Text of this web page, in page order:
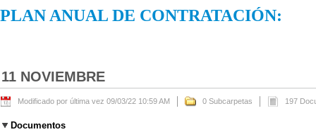
PLAN ANUAL DE CONTRATACIÓN:
11 NOVIEMBRE
Modificado por última vez 09/03/22 10:59 AM 0 Subcarpetas 197
Documentos